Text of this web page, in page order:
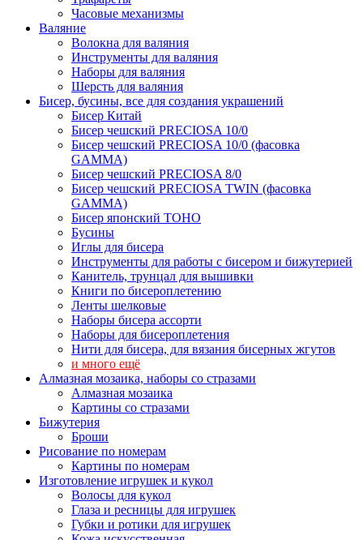
Часовые механизмы
Валяние
Волокна для валяния
Инструменты для валяния
Наборы для валяния
Шерсть для валяния
Бисер, бусины, все для создания украшений
Бисер Китай
Бисер чешский PRECIOSA 10/0
Бисер чешский PRECIOSA 10/0 (фасовка
GAMMA)
Бисер чешский PRECIOSA 8/0
Бисер чешский PRECIOSA TWIN (фасовка
GAMMA)
Бисер японский TOHO
Бусины
Иглы для бисера
Инструменты для работы с бисером и бижутерией
Канитель, трунцал для вышивки
Книги по бисероплетению
Ленты шелковые
Наборы бисера ассорти
Наборы для бисероплетения
Нити для бисера, для вязания бисерных жгутов
и много ещё
Алмазная мозаика, наборы со стразами
Алмазная мозаика
Картины co стразами
Бижутерия
Броши
Рисование по номерам
Картины по номерам
Изготовление игрушек и кукол
Волосы для кукол
Глаза и ресницы для игрушек
Губки и ротики для игрушек